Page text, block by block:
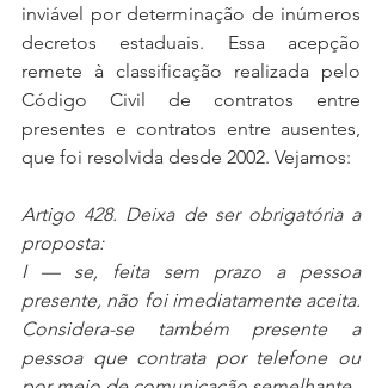
inviável por determinação de inúmeros
decretos estaduais. Essa acepção
remete à classificação realizada pelo
Código Civil de contratos entre
presentes e contratos entre ausentes,
que foi resolvida desde 2002. Vejamos:
Artigo 428. Deixa de ser obrigatória a
proposta:
I — se, feita sem prazo a pessoa
presente, não foi imediatamente aceita.
Considera-se também presente a
pessoa que contrata por telefone ou